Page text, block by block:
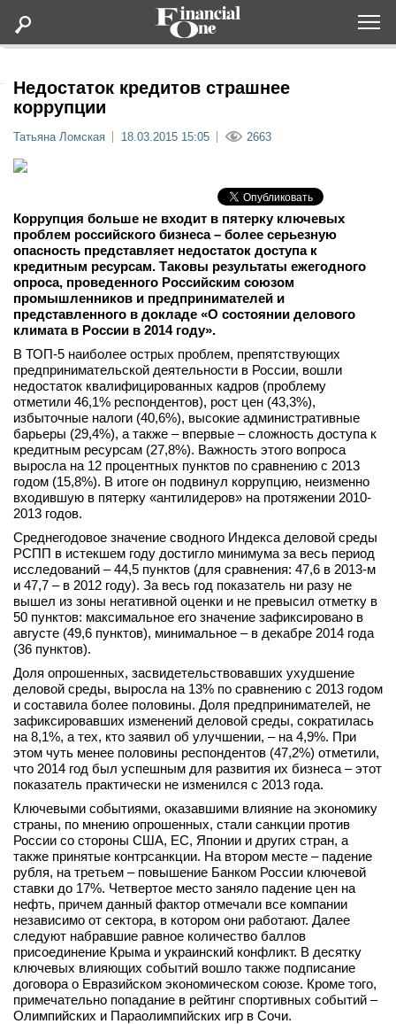
Статьи
Lifestyle
Мероприятия
Новости
Интервью
вконтакте
телеграм
Стать автором
Вход
Недостаток кредитов страшнее
коррупции
Татьяна Ломская 18.03.2015 15:05 2663
Коррупция больше не входит в пятерку ключевых
проблем российского бизнеса – более серьезную
опасность представляет недостаток доступа к
кредитным ресурсам. Таковы результаты ежегодного
опроса, проведенного Российским союзом
промышленников и предпринимателей и
представленного в докладе «О состоянии делового
климата в России в 2014 году».
В ТОП-5 наиболее острых проблем, препятствующих
предпринимательской деятельности в России, вошли
недостаток квалифицированных кадров (проблему
отметили 46,1% респондентов), рост цен (43,3%),
избыточные налоги (40,6%), высокие административные
барьеры (29,4%), а также – впервые – сложность доступа к
кредитным ресурсам (27,8%). Важность этого вопроса
выросла на 12 процентных пунктов по сравнению с 2013
годом (15,8%). В итоге он подвинул коррупцию, неизменно
входившую в пятерку «антилидеров» на протяжении 2010-
2013 годов.
Среднегодовое значение сводного Индекса деловой среды
РСПП в истекшем году достигло минимума за весь период
исследований – 44,5 пунктов (для сравнения: 47,6 в 2013-м
и 47,7 – в 2012 году). За весь год показатель ни разу не
вышел из зоны негативной оценки и не превысил отметку в
50 пунктов: максимальное его значение зафиксировано в
августе (49,6 пунктов), минимальное – в декабре 2014 года
(36 пунктов).
Доля опрошенных, засвидетельствовавших ухудшение
деловой среды, выросла на 13% по сравнению с 2013 годом
и составила более половины. Доля предпринимателей, не
зафиксировавших изменений деловой среды, сократилась
на 8,1%, а тех, кто заявил об улучшении, – на 4,9%. При
этом чуть менее половины респондентов (47,2%) отметили,
что 2014 год был успешным для развития их бизнеса – этот
показатель практически не изменился с 2013 года.
Ключевыми событиями, оказавшими влияние на экономику
страны, по мнению опрошенных, стали санкции против
России со стороны США, ЕС, Японии и других стран, а
также принятые контрсанкции. На втором месте – падение
рубля, на третьем – повышение Банком России ключевой
ставки до 17%. Четвертое место заняло падение цен на
нефть, причем данный фактор отмечали все компании
независимо от сектора, в котором они работают. Далее
следуют набравшие равное количество баллов
присоединение Крыма и украинский конфликт. В десятку
ключевых влияющих событий вошло также подписание
договора о Евразийском экономическом союзе. Кроме того,
примечательно попадание в рейтинг спортивных событий –
Олимпийских и Параолимпийских игр в Сочи.